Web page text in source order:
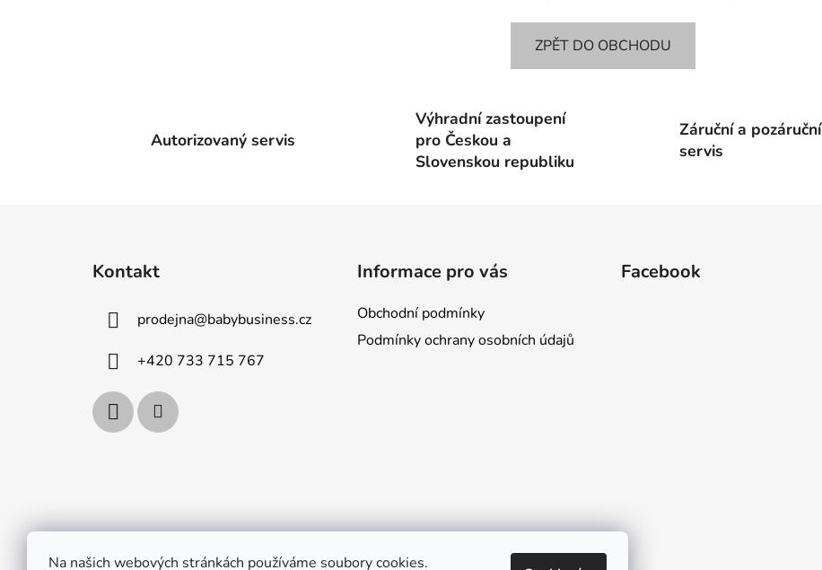
Na našich webových stránkách používáme soubory cookies.
ZPĚT DO OBCHODU
Autorizovaný servis
Výhradní zastoupení
pro Českou a
Slovenskou republiku
Záruční a pozáruční
servis
Kontakt
prodejna@babybusiness.cz
+420 733 715 767
Informace pro vás
Obchodní podmínky
Podmínky ochrany osobních údajů
Facebook